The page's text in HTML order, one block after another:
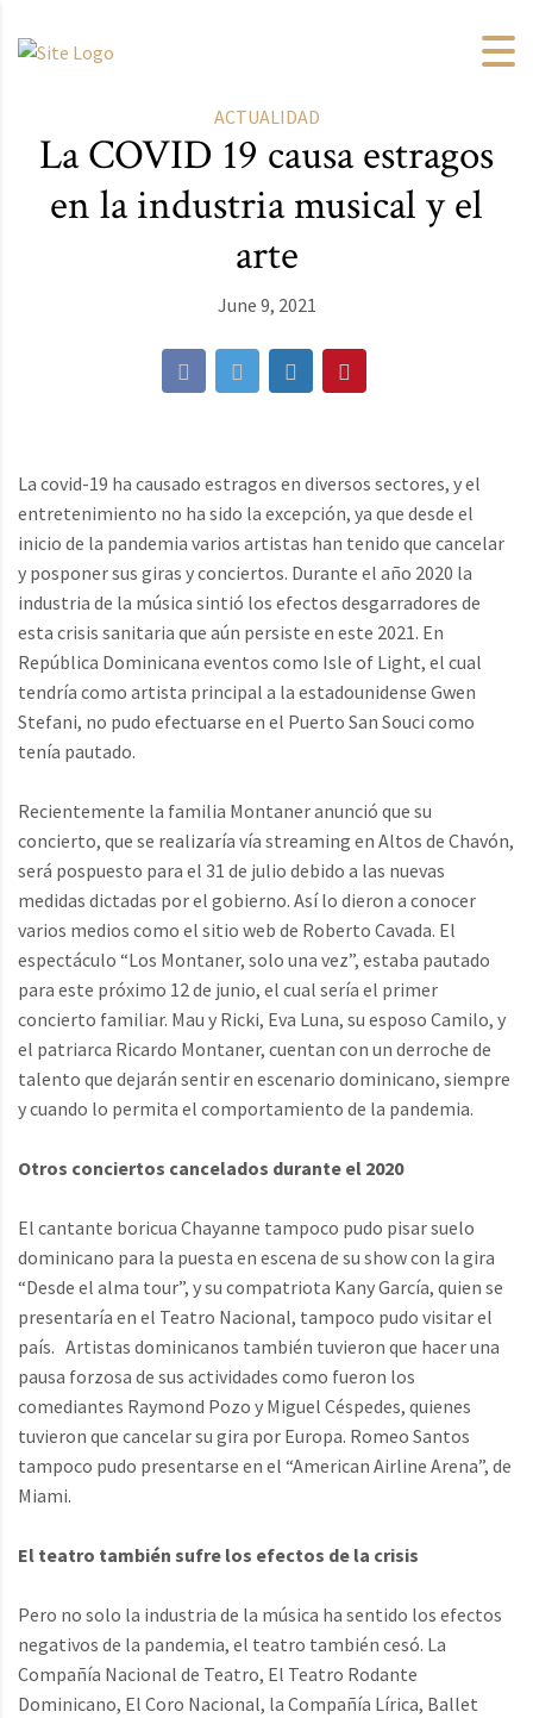
ACTUALIDAD
La COVID 19 causa estragos
en la industria musical y el
arte
June 9, 2021
La covid-19 ha causado estragos en diversos sectores, y el
entretenimiento no ha sido la excepción, ya que desde el
inicio de la pandemia varios artistas han tenido que cancelar
y posponer sus giras y conciertos. Durante el año 2020 la
industria de la música sintió los efectos desgarradores de
esta crisis sanitaria que aún persiste en este 2021. En
República Dominicana eventos como Isle of Light, el cual
tendría como artista principal a la estadounidense Gwen
Stefani, no pudo efectuarse en el Puerto San Souci como
tenía pautado.
Recientemente la familia Montaner anunció que su
concierto, que se realizaría vía streaming en Altos de Chavón,
será pospuesto para el 31 de julio debido a las nuevas
medidas dictadas por el gobierno. Así lo dieron a conocer
varios medios como el sitio web de Roberto Cavada. El
espectáculo “Los Montaner, solo una vez”, estaba pautado
para este próximo 12 de junio, el cual sería el primer
concierto familiar. Mau y Ricki, Eva Luna, su esposo Camilo, y
el patriarca Ricardo Montaner, cuentan con un derroche de
talento que dejarán sentir en escenario dominicano, siempre
y cuando lo permita el comportamiento de la pandemia.
Otros conciertos cancelados durante el 2020
El cantante boricua Chayanne tampoco pudo pisar suelo
dominicano para la puesta en escena de su show con la gira
“Desde el alma tour”, y su compatriota Kany García, quien se
presentaría en el Teatro Nacional, tampoco pudo visitar el
país. Artistas dominicanos también tuvieron que hacer una
pausa forzosa de sus actividades como fueron los
comediantes Raymond Pozo y Miguel Céspedes, quienes
tuvieron que cancelar su gira por Europa. Romeo Santos
tampoco pudo presentarse en el “American Airline Arena”, de
Miami.
El teatro también sufre los efectos de la crisis
Pero no solo la industria de la música ha sentido los efectos
negativos de la pandemia, el teatro también cesó. La
Compañía Nacional de Teatro, El Teatro Rodante
Dominicano, El Coro Nacional, la Compañía Lírica, Ballet